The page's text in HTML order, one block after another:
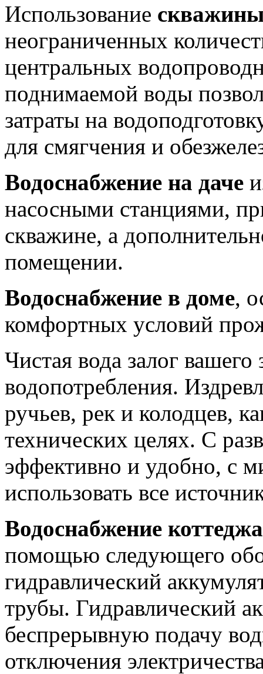
Использование
неограниченных
центральных
поднимаемой воды
затраты на
для смягчения и
Водоснабжение на даче
насосными станциями,
скважине, а
помещении.
Водоснабжение в доме,
комфортных условий
Чистая вода залог вашего
водопотребления.
ручьев, рек и колодцев,
технических целях. С
эффективно и удобно, с
использовать все
Водоснабжение коттеджа
помощью следующего
гидравлический
трубы. Гидравлический
беспрерывную подачу
отключения